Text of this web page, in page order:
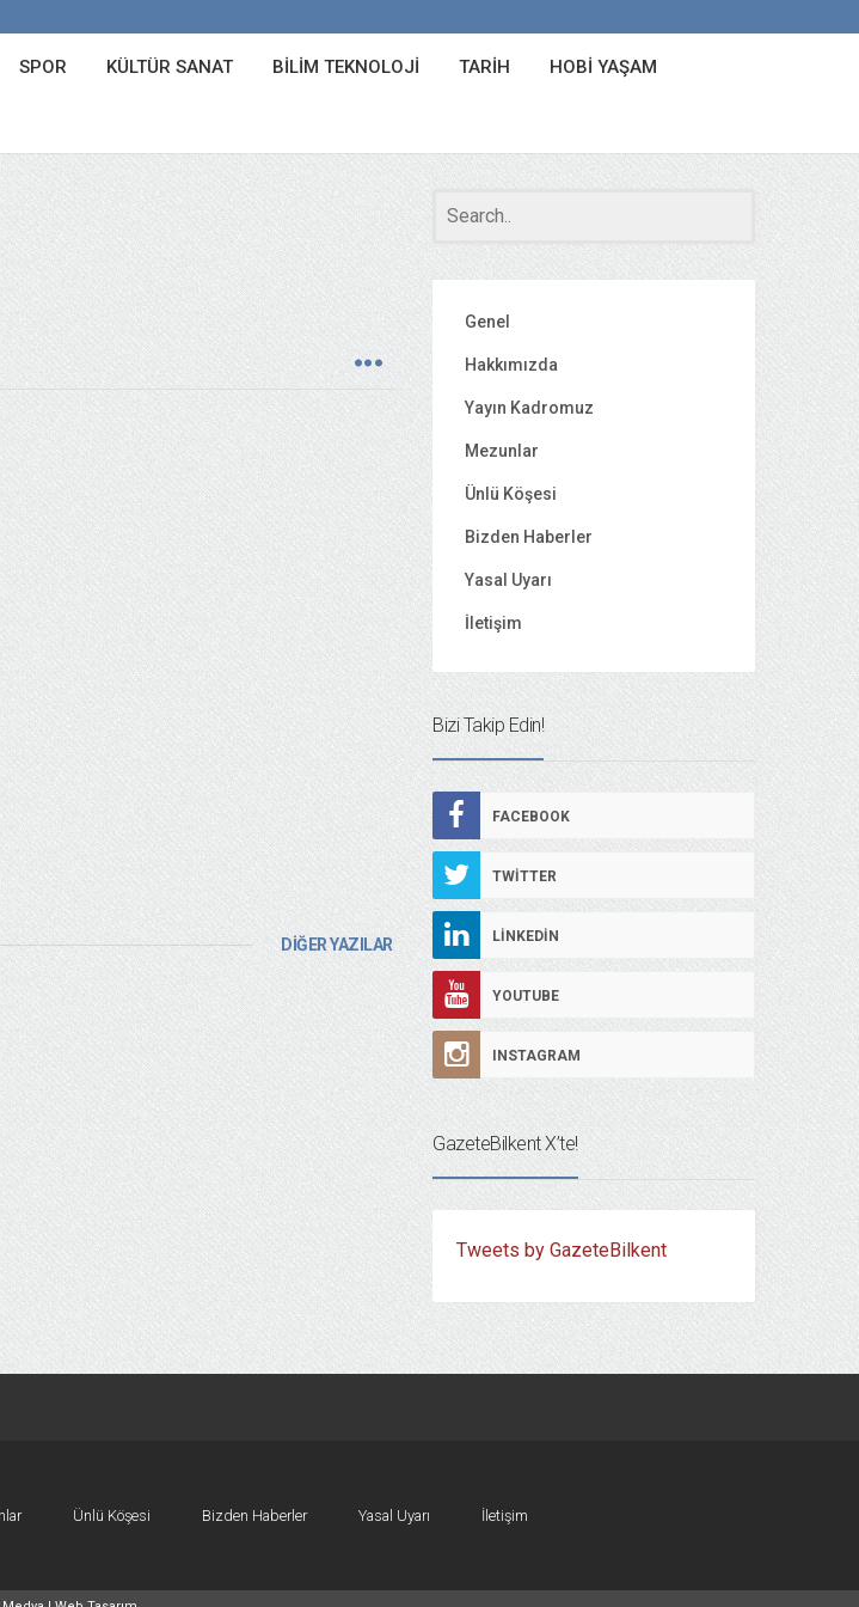
SPOR KÜLTÜR SANAT BILIM TEKNOLOJI TARIH HOBI YAŞAM
DİĞER YAZILAR
Genel
Hakkımızda
Yayın Kadromuz
Mezunlar
Ünlü Köşesi
Bizden Haberler
Yasal Uyarı
İletişim
Bizi Takip Edin!
FACEBOOK
TWITTER
LINKEDIN
YOUTUBE
INSTAGRAM
GazeteBilkent X’te!
Tweets by GazeteBilkent
Ünlü Köşesi Bizden Haberler Yasal Uyarı İletişim